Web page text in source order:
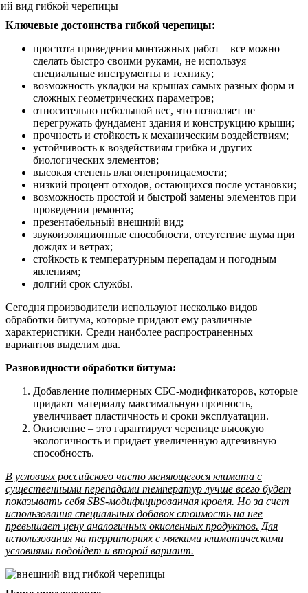
Ключевые достоинства гибкой черепицы:
простота проведения монтажных работ – все можно
сделать быстро своими руками, не используя
специальные инструменты и технику;
возможность укладки на крышах самых разных форм и
сложных геометрических параметров;
относительно небольшой вес, что позволяет не
перегружать фундамент здания и конструкцию крыши;
прочность и стойкость к механическим воздействиям;
устойчивость к воздействиям грибка и других
биологических элементов;
высокая степень влагонепроницаемости;
низкий процент отходов, остающихся после установки;
возможность простой и быстрой замены элементов при
проведении ремонта;
презентабельный внешний вид;
звукоизоляционные способности, отсутствие шума при
дождях и ветрах;
стойкость к температурным перепадам и погодным
явлениям;
долгий срок службы.
Сегодня производители используют несколько видов
обработки битума, которые придают ему различные
характеристики. Среди наиболее распространенных
вариантов выделим два.
Разновидности обработки битума:
Добавление полимерных СБС-модификаторов, которые
придают материалу максимальную прочность,
увеличивает пластичность и сроки эксплуатации.
Окисление – это гарантирует черепице высокую
экологичность и придает увеличенную адгезивную
способность.
В условиях российского часто меняющегося климата с
существенными перепадами температур лучше всего будет
показывать себя SBS-модифицированная кровля. Но за счет
использования специальных добавок стоимость на нее
превышает цену аналогичных окисленных продуктов. Для
использования на территориях с мягкими климатическими
условиями подойдет и второй вариант.